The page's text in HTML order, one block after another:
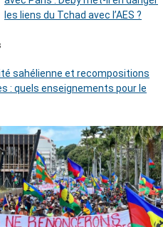
les liens du Tchad avec l’AES ?
sahélienne et recompositions
: quels enseignements pour le